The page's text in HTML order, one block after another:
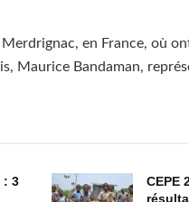
Merdrignac, en France, où
Maurice Bandaman,
: 3
CEPE